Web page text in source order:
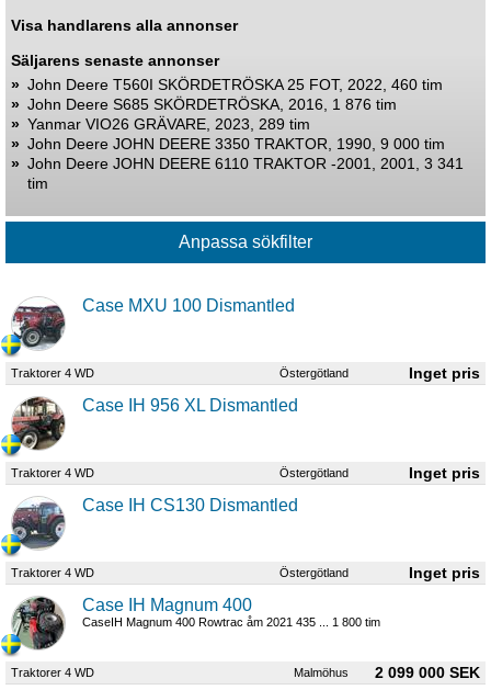
Visa handlarens alla annonser
Säljarens senaste annonser
» John Deere T560I SKÖRDETRÖSKA 25 FOT, 2022, 460 tim
» John Deere S685 SKÖRDETRÖSKA, 2016, 1 876 tim
» Yanmar VIO26 GRÄVARE, 2023, 289 tim
» John Deere JOHN DEERE 3350 TRAKTOR, 1990, 9 000 tim
» John Deere JOHN DEERE 6110 TRAKTOR -2001, 2001, 3 341
tim
Case MXU 100 Dismantled
Traktorer 4 WD Östergötland
Case IH 956 XL Dismantled
Traktorer 4 WD Östergötland
Case IH CS130 Dismantled
Traktorer 4 WD Östergötland
Case IH Magnum 400
CaseIH Magnum 400 Rowtrac åm 2021 435 ... 1 800 tim
Traktorer 4 WD Malmöhus 2 099 000 SEK